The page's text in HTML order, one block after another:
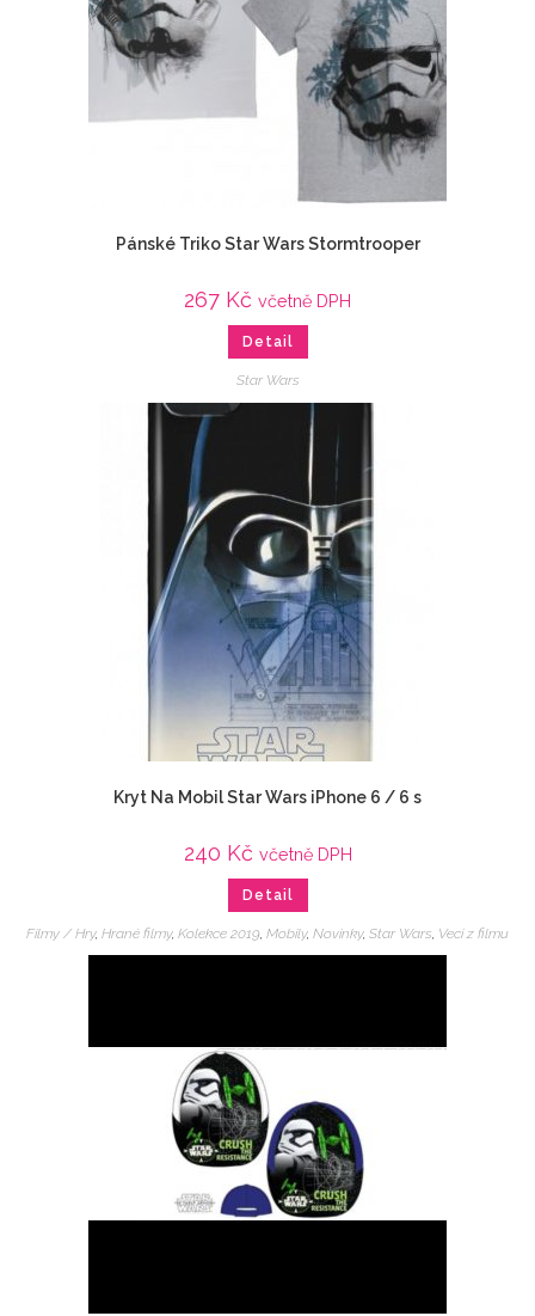
Pánské Triko Star Wars Stormtrooper
267 Kč včetně DPH
Detail
Star Wars
Kryt Na Mobil Star Wars iPhone 6 / 6 s
240 Kč včetně DPH
Detail
Filmy / Hry, Hrané filmy, Kolekce 2019 Mobily, Novinky, Star Wars Veci z filmu